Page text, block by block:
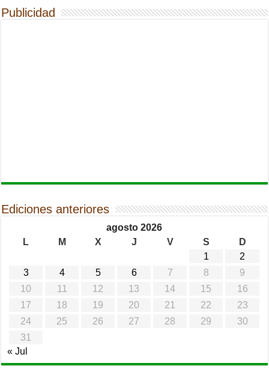
Publicidad
Ediciones anteriores
agosto 2026
L
M X J V S
D
1
2
3
4 5 6 7 8
9
10
11 12 13 14 15
16
17
18 19 20 21 22
23
24
25 26 27 28 29
30
31
« Jul